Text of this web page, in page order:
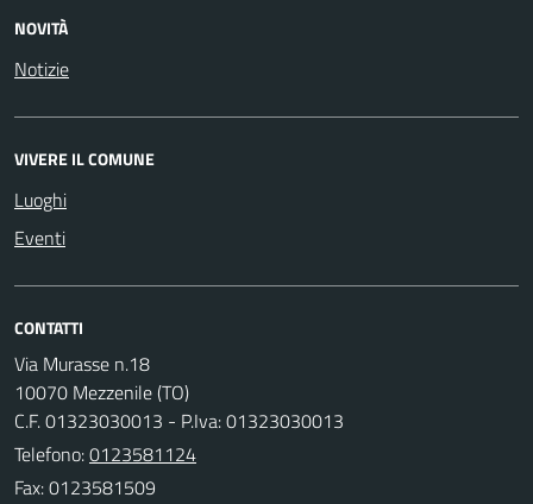
NOVITÀ
Notizie
VIVERE IL COMUNE
Luoghi
Eventi
CONTATTI
Via Murasse n.18
10070 Mezzenile (TO)
C.F. 01323030013 - P.Iva: 01323030013
Telefono:0123581124
Fax: 0123581509